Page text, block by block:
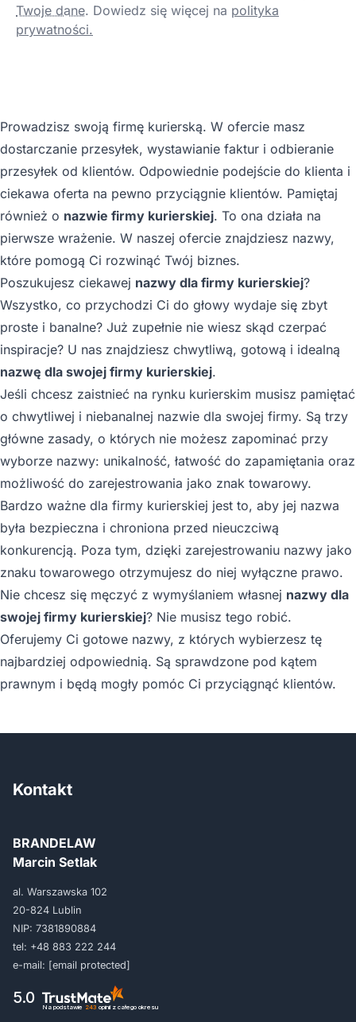
Twoje dane. Dowiedz się więcej na polityka
prywatności.
Prowadzisz swoją firmę kurierską. W ofercie masz
dostarczanie przesyłek, wystawianie faktur i odbieranie
przesyłek od klientów. Odpowiednie podejście do klienta i
ciekawa oferta na pewno przyciągnie klientów. Pamiętaj
również o nazwie firmy kurierskiej. To ona działa na
pierwsze wrażenie. W naszej ofercie znajdziesz nazwy,
które pomogą Ci rozwinąć Twój biznes.
Poszukujesz ciekawej nazwy dla firmy kurierskiej?
Wszystko, co przychodzi Ci do głowy wydaje się zbyt
proste i banalne? Już zupełnie nie wiesz skąd czerpać
inspiracje? U nas znajdziesz chwytliwą, gotową i idealną
nazwę dla swojej firmy kurierskiej.
Jeśli chcesz zaistnieć na rynku kurierskim musisz pamiętać
o chwytliwej i niebanalnej nazwie dla swojej firmy. Są trzy
główne zasady, o których nie możesz zapominać przy
wyborze nazwy: unikalność, łatwość do zapamiętania oraz
możliwość do zarejestrowania jako znak towarowy.
Bardzo ważne dla firmy kurierskiej jest to, aby jej nazwa
była bezpieczna i chroniona przed nieuczciwą
konkurencją. Poza tym, dzięki zarejestrowaniu nazwy jako
znaku towarowego otrzymujesz do niej wyłączne prawo.
Nie chcesz się męczyć z wymyślaniem własnej nazwy dla
swojej firmy kurierskiej? Nie musisz tego robić.
Oferujemy Ci gotowe nazwy, z których wybierzesz tę
najbardziej odpowiednią. Są sprawdzone pod kątem
prawnym i będą mogły pomóc Ci przyciągnąć klientów.
Kontakt
BRANDELAW
Marcin Setlak
al. Warszawska 102
20-824 Lublin
NIP: 7381890884
tel: +48 883 222 244
e-mail: [email protected]
5.0
Na podstawie 243 opinii z całego okresu